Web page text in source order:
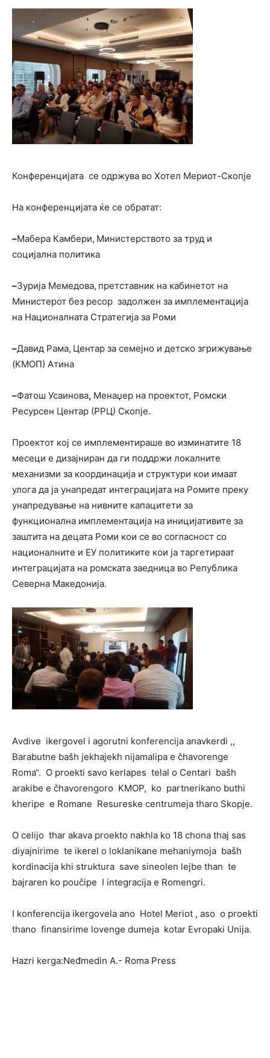
Конференцијата се одржува во Хотел Мериот-Скопје
На конференцијата ќе се обратат:
–Мабера Камбери, Министерството за труд и
социјална политика
–Зурија Мемедова, претставник на кабинетот на
Министерот без ресор задолжен за имплементација
на Националната Стратегија за Роми
–Давид Рама, Центар за семејно и детскo згрижување
(KMOП) Атина
–Фатош Усаинова, Менаџер на проектот, Ромски
Ресурсен Центар (РРЦ) Скопје.
Проектот кој се имплементираше во изминатите 18
месеци е дизајниран да ги поддржи локалните
механизми за координација и структури кои имаат
улога да ја унапредат интеграцијата на Ромите преку
унапредување на нивните капацитети за
функционална имплементација на иницијативите за
заштита на децата Роми кои се во согласност со
националните и ЕУ политиките кои ја таргетираат
интеграцијата на ромската заедница во Република
Северна Македонија.
Аvdive ikergovel i agorutni konferencija anavkerdi ,,
Barabutne bašh jekhajekh nijamalipa e čhavorenge
Roma“. O proekti savo kerlapes telal o Centari bašh
arakibe e čhavorengoro KMOP, ko partnerikano buthi
kheripe e Romane Resureske centrumeja tharo Skopje.
O celijo thar akava proekto nakhla ko 18 chona thaj sas
diyajnirime te ikerel o loklanikane mehaniymoja bašh
kordinacija khi struktura save sineolen lejbe than te
bajraren ko poučipe I integracija e Romengri.
I konferencija ikergovela ano Hotel Meriot , aso o proekti
thano finansirime lovenge dumeja kotar Evropaki Unija.
Hazri kerga:Neđmedin A.- Roma Press